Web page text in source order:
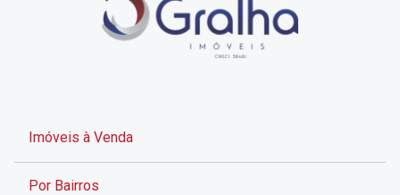
Imóveis à Venda
Por Bairros